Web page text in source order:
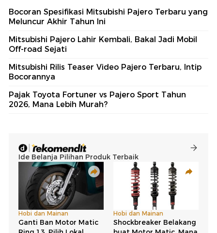
Bocoran Spesifikasi Mitsubishi Pajero Terbaru yang
Meluncur Akhir Tahun Ini
Mitsubishi Pajero Lahir Kembali, Bakal Jadi Mobil
Off-road Sejati
Mitsubishi Rilis Teaser Video Pajero Terbaru, Intip
Bocorannya
Pajak Toyota Fortuner vs Pajero Sport Tahun
2026, Mana Lebih Murah?